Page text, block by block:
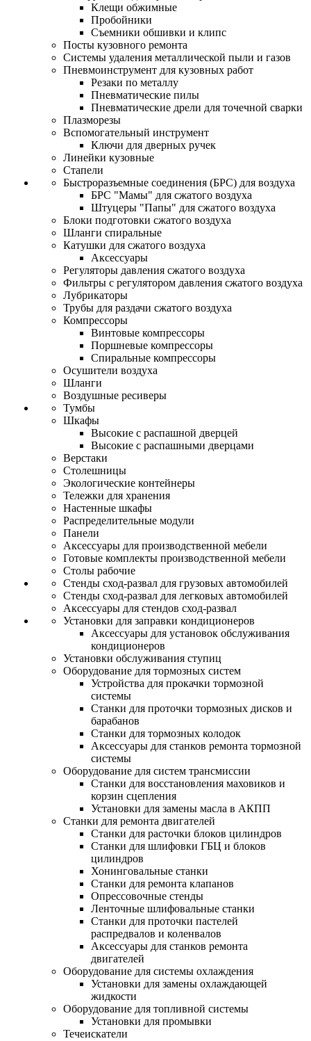
Клещи обжимные
Пробойники
Съемники обшивки и клипс
Посты кузовного ремонта
Системы удаления металлической пыли и газов
Пневмоинструмент для кузовных работ
Резаки по металлу
Пневматические пилы
Пневматические дрели для точечной сварки
Плазморезы
Вспомогательный инструмент
Ключи для дверных ручек
Линейки кузовные
Стапели
Быстроразъемные соединения (БРС) для воздуха
БРС "Мамы" для сжатого воздуха
Штуцеры "Папы" для сжатого воздуха
Блоки подготовки сжатого воздуха
Шланги спиральные
Катушки для сжатого воздуха
Аксессуары
Регуляторы давления сжатого воздуха
Фильтры с регулятором давления сжатого воздуха
Лубрикаторы
Трубы для раздачи сжатого воздуха
Компрессоры
Винтовые компрессоры
Поршневые компрессоры
Спиральные компрессоры
Осушители воздуха
Шланги
Воздушные ресиверы
Тумбы
Шкафы
Высокие с распашной дверцей
Высокие с распашными дверцами
Верстаки
Столешницы
Экологические контейнеры
Тележки для хранения
Настенные шкафы
Распределительные модули
Панели
Аксессуары для производственной мебели
Готовые комплекты производственной мебели
Столы рабочие
Стенды сход-развал для грузовых автомобилей
Стенды сход-развал для легковых автомобилей
Аксессуары для стендов сход-развал
Установки для заправки кондиционеров
Аксессуары для установок обслуживания
кондиционеров
Установки обслуживания ступиц
Оборудование для тормозных систем
Устройства для прокачки тормозной
системы
Станки для проточки тормозных дисков и
барабанов
Станки для тормозных колодок
Аксессуары для станков ремонта тормозной
системы
Оборудование для систем трансмиссии
Станки для восстановления маховиков и
корзин сцепления
Установки для замены масла в АКПП
Станки для ремонта двигателей
Станки для расточки блоков цилиндров
Станки для шлифовки ГБЦ и блоков
цилиндров
Хонинговальные станки
Станки для ремонта клапанов
Опрессовочные стенды
Ленточные шлифовальные станки
Станки для проточки пастелей
распредвалов и коленвалов
Аксессуары для станков ремонта
двигателей
Оборудование для системы охлаждения
Установки для замены охлаждающей
жидкости
Оборудование для топливной системы
Установки для промывки
Течеискатели